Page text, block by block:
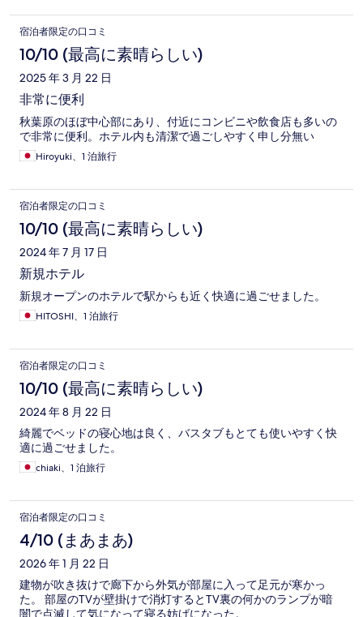
宿泊者限定の口コミ
10/10 (最高に素晴らしい)
2025 年 3 月 22 日
非常に便利
秋葉原のほぼ中心部にあり、付近にコンビニや飲食店も多いの
で非常に便利。ホテル内も清潔で過ごしやすく申し分無い
Hiroyuki、1 泊旅行
宿泊者限定の口コミ
10/10 (最高に素晴らしい)
2024 年 7 月 17 日
新規ホテル
新規オープンのホテルで駅からも近く快適に過ごせました。
HITOSHI、1 泊旅行
宿泊者限定の口コミ
10/10 (最高に素晴らしい)
2024 年 8 月 22 日
綺麗でベッドの寝心地は良く、バスタブもとても使いやすく快
適に過ごせました。
chiaki、1 泊旅行
宿泊者限定の口コミ
4/10 (まあまあ)
2026 年 1 月 22 日
建物が吹き抜けで廊下から外気が部屋に入って足元が寒かっ
た。 部屋のTVが壁掛けで消灯するとTV裏の何かのランプが暗
闇で点滅して気になって寝る妨げになった。